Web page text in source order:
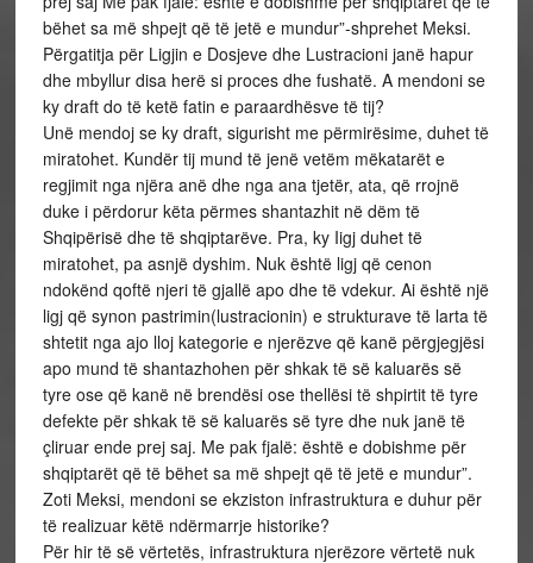
bëhet sa më shpejt që të jetë e mundur”-shprehet Meksi.
Përgatitja për Ligjin e Dosjeve dhe Lustracioni janë hapur
dhe mbyllur disa herë si proces dhe fushatë. A mendoni se
ky draft do të ketë fatin e paraardhësve të tij?
Unë mendoj se ky draft, sigurisht me përmirësime, duhet të
miratohet. Kundër tij mund të jenë vetëm mëkatarët e
regjimit nga njëra anë dhe nga ana tjetër, ata, që rrojnë
duke i përdorur këta përmes shantazhit në dëm të
Shqipërisë dhe të shqiptarëve. Pra, ky Iigj duhet të
miratohet, pa asnjë dyshim. Nuk është ligj që cenon
ndokënd qoftë njeri të gjallë apo dhe të vdekur. Ai është një
ligj që synon pastrimin(lustracionin) e strukturave të larta të
shtetit nga ajo lloj kategorie e njerëzve që kanë përgjegjësi
apo mund të shantazhohen për shkak të së kaluarës së
tyre ose që kanë në brendësi ose thellësi të shpirtit të tyre
defekte për shkak të së kaluarës së tyre dhe nuk janë të
çliruar ende prej saj. Me pak fjalë: është e dobishme për
shqiptarët që të bëhet sa më shpejt që të jetë e mundur”.
Zoti Meksi, mendoni se ekziston infrastruktura e duhur për
të realizuar këtë ndërmarrje historike?
Për hir të së vërtetës, infrastruktura njerëzore vërtetë nuk